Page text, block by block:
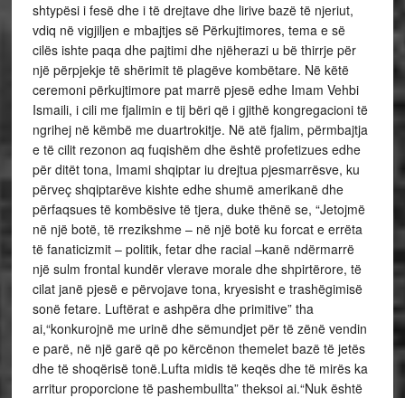
shtypësi i fesë dhe i të drejtave dhe lirive bazë të njeriut,
vdiq në vigjiljen e mbajtjes së Përkujtimores, tema e së
cilës ishte paqa dhe pajtimi dhe njëherazi u bë thirrje për
një përpjekje të shërimit të plagëve kombëtare. Në këtë
ceremoni përkujtimore pat marrë pjesë edhe Imam Vehbi
Ismaili, i cili me fjalimin e tij bëri që i gjithë kongregacioni të
ngrihej në këmbë me duartrokitje. Në atë fjalim, përmbajtja
e të cilit rezonon aq fuqishëm dhe është profetizues edhe
për ditët tona, Imami shqiptar iu drejtua pjesmarrësve, ku
përveç shqiptarëve kishte edhe shumë amerikanë dhe
përfaqsues të kombësive të tjera, duke thënë se, “Jetojmë
në një botë, të rrezikshme – në një botë ku forcat e errëta
të fanaticizmit – politik, fetar dhe racial –kanë ndërmarrë
një sulm frontal kundër vlerave morale dhe shpirtërore, të
cilat janë pjesë e përvojave tona, kryesisht e trashëgimisë
sonë fetare. Luftërat e ashpëra dhe primitive” tha
ai,“konkurojnë me urinë dhe sëmundjet për të zënë vendin
e parë, në një garë që po kërcënon themelet bazë të jetës
dhe të shoqërisë tonë.Lufta midis të keqës dhe të mirës ka
arritur proporcione të pashembullta” theksoi ai.“Nuk është